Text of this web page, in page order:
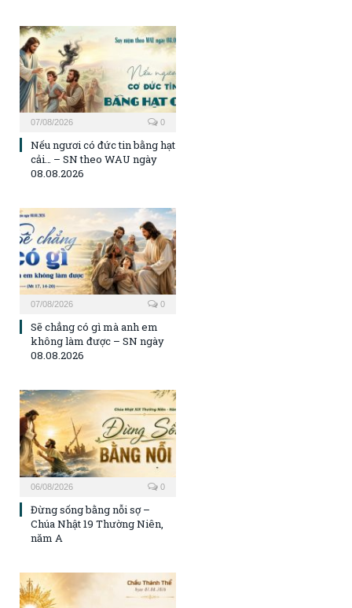
07/08/2026 0
Nếu ngươi có đức tin bằng hạt
cải… – SN theo WAU ngày
08.08.2026
07/08/2026 0
Sẽ chẳng có gì mà anh em
không làm được – SN ngày
08.08.2026
06/08/2026 0
Đừng sống bằng nỗi sợ –
Chúa Nhật 19 Thường Niên,
năm A